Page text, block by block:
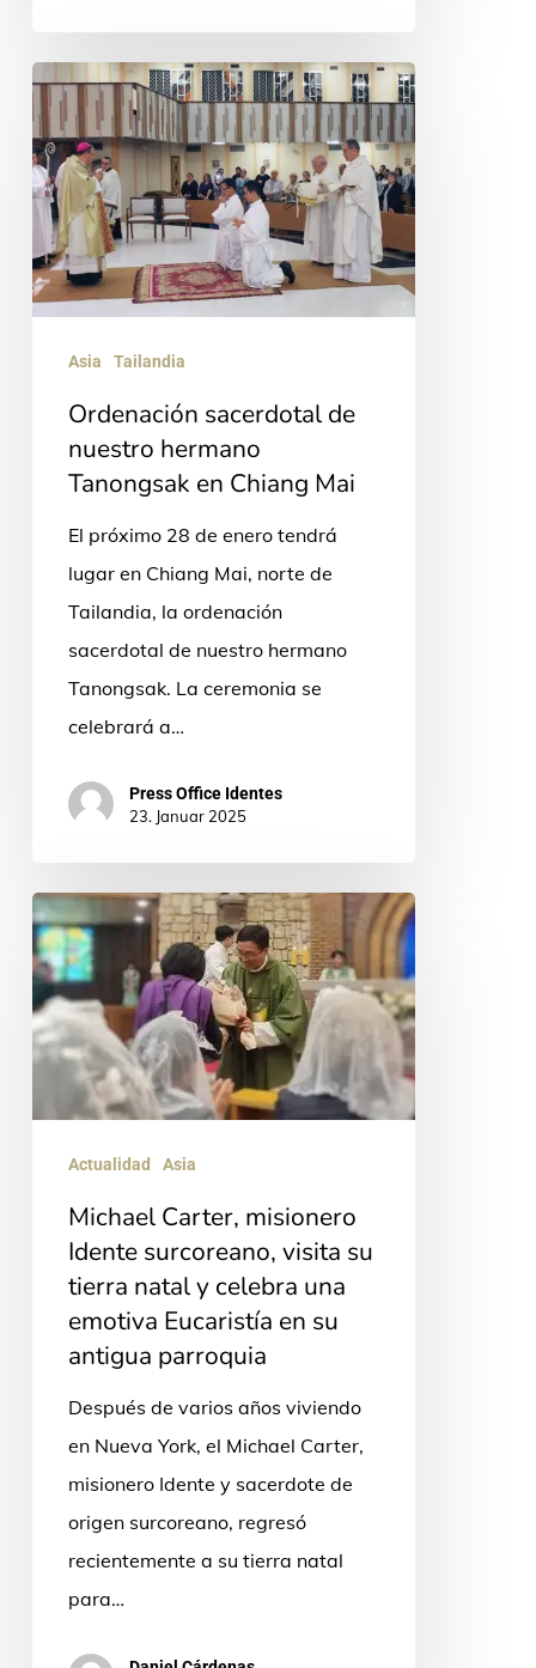
Ordenación
sacerdotal
de
nuestro
hermano
Tanongsak
en
Chiang
Asia Tailandia
Ordenación sacerdotal de
nuestro hermano
Tanongsak en Chiang Mai
El próximo 28 de enero tendrá
lugar en Chiang Mai, norte de
Tailandia, la ordenación
sacerdotal de nuestro hermano
Tanongsak. La ceremonia se
celebrará a…
Press Office Identes
23. Januar 2025
Michael
Carter,
misionero
Idente
surcoreano,
natal
celebra
emotiva
Eucaristía
antigua
parroquia
Actualidad Asia
Michael Carter, misionero
Idente surcoreano, visita su
tierra natal y celebra una
emotiva Eucaristía en su
antigua parroquia
Después de varios años viviendo
en Nueva York, el Michael Carter,
misionero Idente y sacerdote de
origen surcoreano, regresó
recientemente a su tierra natal
para…